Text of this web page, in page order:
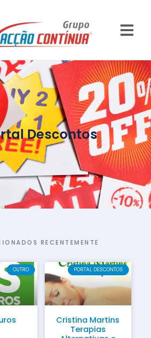
Descontos
RECENTEMENTE
OUTRO PORTAL DESCONTOS
Cristina Martins
Terapias